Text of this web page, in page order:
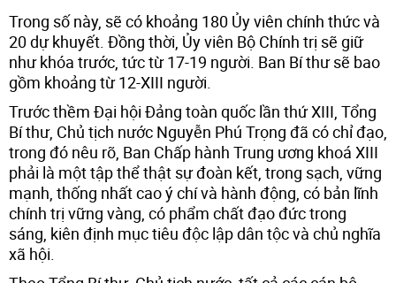
Trong số này, sẽ có khoảng 180 Ủy viên chính thức và
20 dự khuyết. Đồng thời, Ủy viên Bộ Chính trị sẽ giữ
như khóa trước, tức từ 17-19 người. Ban Bí thư sẽ bao
gồm khoảng từ 12-XIII người.
Trước thềm Đại hội Đảng toàn quốc lần thứ XIII, Tổng
Bí thư, Chủ tịch nước Nguyễn Phú Trọng đã có chỉ đạo,
trong đó nêu rõ, Ban Chấp hành Trung ương khoá XIII
phải là một tập thể thật sự đoàn kết, trong sạch, vững
mạnh, thống nhất cao ý chí và hành động, có bản lĩnh
chính trị vững vàng, có phẩm chất đạo đức trong
sáng, kiên định mục tiêu độc lập dân tộc và chủ nghĩa
xã hội.